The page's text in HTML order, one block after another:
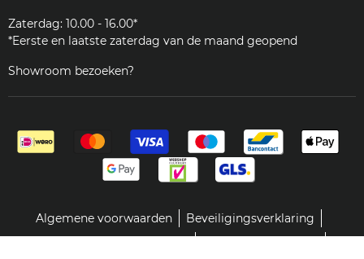
Zaterdag: 10.00 - 16.00*
*Eerste en laatste zaterdag van de maand geopend
Showroom bezoeken?
Algemene voorwaarden
Beveiligingsverklaring